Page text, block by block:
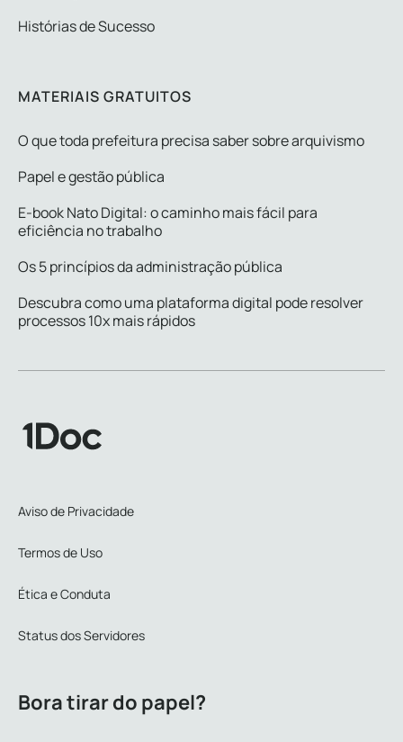
Histórias de Sucesso
MATERIAIS GRATUITOS
O que toda prefeitura precisa saber sobre arquivismo
Papel e gestão pública
E-book Nato Digital: o caminho mais fácil para
eficiência no trabalho
Os 5 princípios da administração pública
Descubra como uma plataforma digital pode resolver
processos 10x mais rápidos
Aviso de Privacidade
Termos de Uso
Ética e Conduta
Status dos Servidores
Bora tirar do papel?